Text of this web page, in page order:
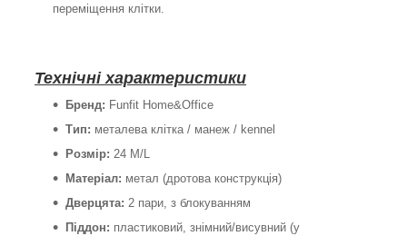
переміщення клітки.
Технічні характеристики
Бренд: Funfit Home&Office
Тип: металева клітка / манеж / kennel
Розмір: 24 M/L
Матеріал: метал (дротова конструкція)
Дверцята: 2 пари, з блокуванням
Піддон: пластиковий, знімний/висувний (у